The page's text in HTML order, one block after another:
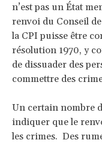
n’est pas un État
renvoi du Conseil
la CPI puisse être
résolution 1970, y
de dissuader des
commettre des
Un certain nombre
indiquer que le
les crimes. Des